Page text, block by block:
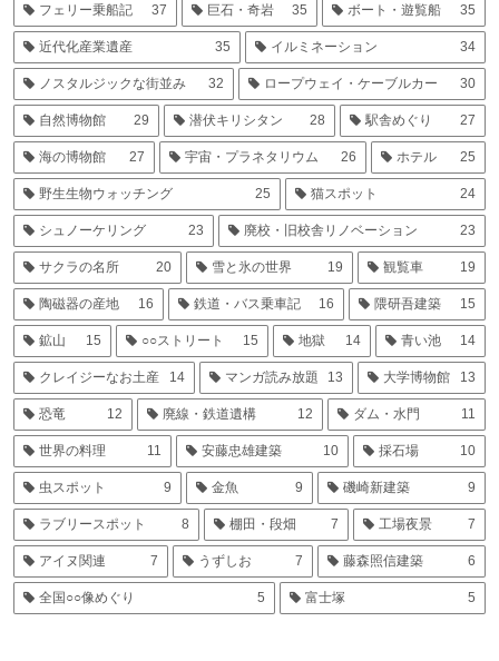
フェリー乗船記 37 巨石・奇岩 35 ボート・遊覧船 35
近代化産業遺産 35 イルミネーション 34
ノスタルジックな街並み 32 ロープウェイ・ケーブルカー 30
自然博物館 29 潜伏キリシタン 28 駅舎めぐり 27
海の博物館 27 宇宙・プラネタリウム 26 ホテル 25
野生生物ウォッチング 25 猫スポット 24
シュノーケリング 23 廃校・旧校舎リノベーション 23
サクラの名所 20 雪と氷の世界 19 観覧車 19
陶磁器の産地 16 鉄道・バス乗車記 16 隈研吾建築 15
鉱山 15 ○○ストリート 15 地獄 14 青い池 14
クレイジーなお土産 14 マンガ読み放題 13 大学博物館 13
恐竜 12 廃線・鉄道遺構 12 ダム・水門 11
世界の料理 11 安藤忠雄建築 10 採石場 10
虫スポット 9 金魚 9 磯崎新建築 9
ラブリースポット 8 棚田・段畑 7 工場夜景 7
アイヌ関連 7 うずしお 7 藤森照信建築 6
全国○○像めぐり 5 富士塚 5